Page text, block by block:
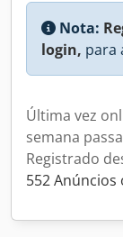
Nota:
login, para
Última vez
semana
Registrado
552 Anúncios